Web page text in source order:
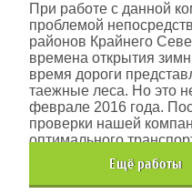
При работе с данной
проблемой
районов Крайнего
времена открытия
время дороги
таежные леса. Но это
феврале 2016 года.
проверки нашей
оптимального
помогли даннойEщё работы